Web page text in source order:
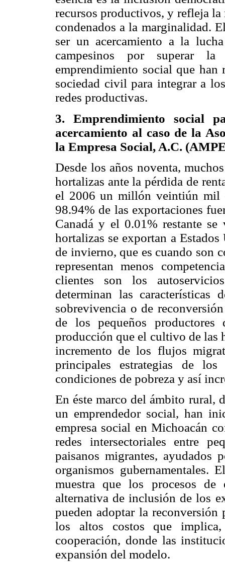
recursos productivos, y refleja la
condenados a la marginalidad.
ser un acercamiento a la
campesinos por superar
emprendimiento social que han
sociedad civil para integrar a
redes productivas.
3. Emprendimiento social
acercamiento al caso de la
la Empresa Social, A.C.
Desde los años noventa,
hortalizas ante la pérdida de
el 2006 un millón veintiún mil
98.94% de las exportaciones
Canadá y el 0.01% restante
hortalizas se exportan a
de invierno, que es cuando son
representan menos
clientes son los
determinan las características
sobrevivencia o de
de los pequeños
producción que el cultivo de las
incremento de los flujos
principales estrategias de los
condiciones de pobreza y así
En éste marco del ámbito rural,
un emprendedor social, han
empresa social en Michoacán
redes intersectoriales entre
paisanos migrantes, ayudados
organismos gubernamentales.
muestra que los procesos de
alternativa de inclusión de los
pueden adoptar la
los altos costos que
cooperación, donde las
expansión del modelo.